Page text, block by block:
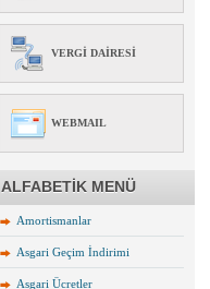
VERGI DAIRESI
WEBMAIL
ALFABETİK MENÜ
Amortismanlar
Asgari Geçim İndirimi
Asgari Ücretler